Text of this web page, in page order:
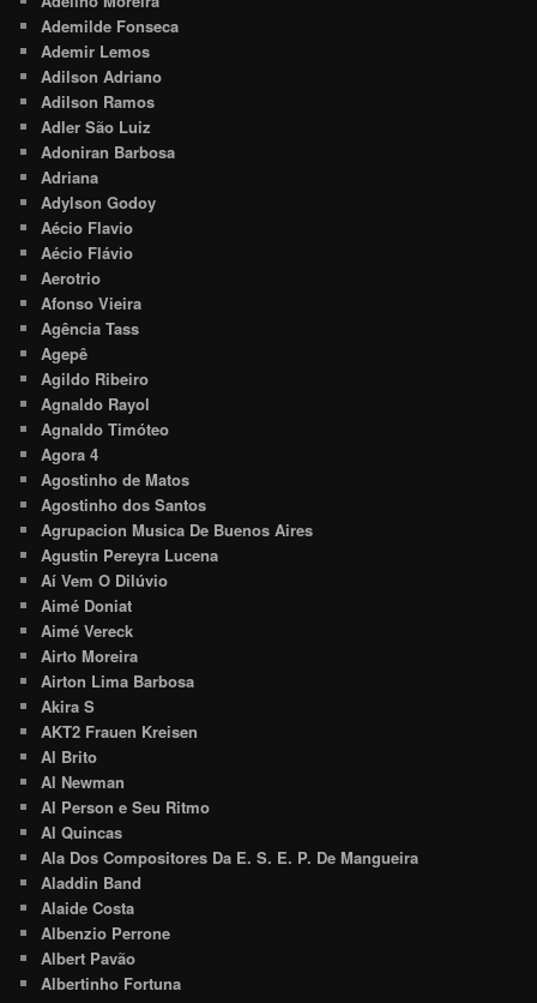
Ademilde Fonseca
Ademir Lemos
Adilson Adriano
Adilson Ramos
Adler São Luiz
Adoniran Barbosa
Adriana
Adylson Godoy
Aécio Flavio
Aécio Flávio
Aerotrio
Afonso Vieira
Agência Tass
Agepê
Agildo Ribeiro
Agnaldo Rayol
Agnaldo Timóteo
Agora 4
Agostinho de Matos
Agostinho dos Santos
Agrupacion Musica De Buenos Aires
Agustin Pereyra Lucena
Aí Vem O Dilúvio
Aimé Doniat
Aimé Vereck
Airto Moreira
Airton Lima Barbosa
Akira S
AKT2 Frauen Kreisen
Al Brito
Al Newman
Al Person e Seu Ritmo
Al Quincas
Ala Dos Compositores Da E. S. E. P. De Mangueira
Aladdin Band
Alaide Costa
Albenzio Perrone
Albert Pavão
Albertinho Fortuna